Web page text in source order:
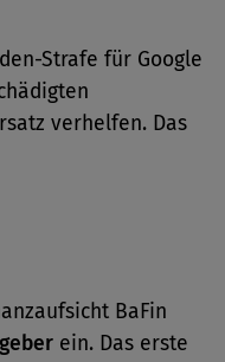
Strafe für Google
verhelfen. Das
BaFin
ein. Das erste